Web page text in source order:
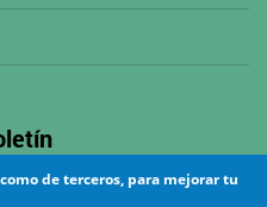
de terceros, para mejorar tu